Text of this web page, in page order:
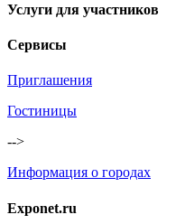
Услуги для участников
Сервисы
Приглашения
Гостиницы
-->
Информация о городах
Exponet.ru